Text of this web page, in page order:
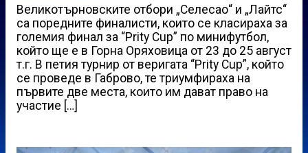
Великотърновските отбори „Селесао“ и „Лайтс“
са поредните финалисти, които се класираха за
големия финал за “Prity Cup” по минифутбол,
който ще е в Горна Оряховица от 23 до 25 август
т.г. В петия турнир от веригата “Prity Cup”, който
се проведе в Габрово, те триумфираха на
първите две места, които им дават право на
участие […]